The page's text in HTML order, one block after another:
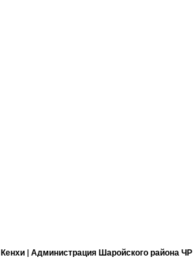
Кенхи | Администрация Шаройского района ЧР